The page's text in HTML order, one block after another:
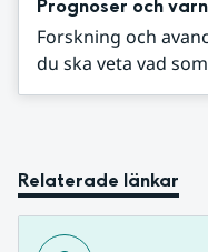
Prognoser och
Forskning och
du ska veta vad
Relaterade länkar